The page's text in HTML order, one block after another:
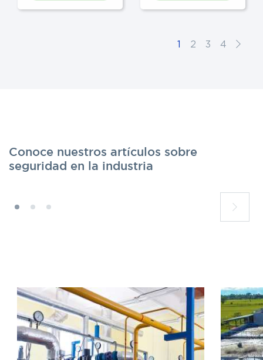
1 2 3 4
Conoce nuestros artículos sobre
seguridad en la industria